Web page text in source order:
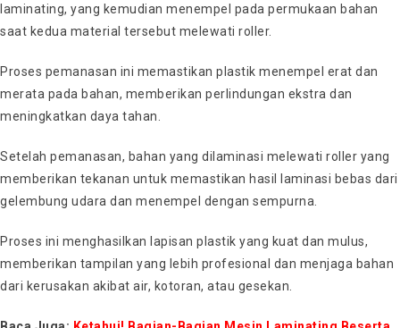
laminating, yang kemudian menempel pada permukaan bahan
saat kedua material tersebut melewati roller.
Proses pemanasan ini memastikan plastik menempel erat dan
merata pada bahan, memberikan perlindungan ekstra dan
meningkatkan daya tahan.
Setelah pemanasan, bahan yang dilaminasi melewati roller yang
memberikan tekanan untuk memastikan hasil laminasi bebas dari
gelembung udara dan menempel dengan sempurna.
Proses ini menghasilkan lapisan plastik yang kuat dan mulus,
memberikan tampilan yang lebih profesional dan menjaga bahan
dari kerusakan akibat air, kotoran, atau gesekan.